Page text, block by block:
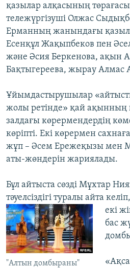
қазылар алқасының
тележүргізуші Олжас
Ерманның жанындағы
Есенқұл Жақыпбеков пен
және Әсия Беркенова, ақын
Бақтыгереева, жырау Алмас
Ұйымдастырушылар «айтысты
жолы ретінде» қай
залдағы көрермендердің
көріпті. Екі көрермен
жұп – Әсем Ережеқызы мен
аты-жөндерін жариялады.
Бұл айтыста сөзді Мұхтар
тәуелсіздігі туралы айта келіп,
"Алтын домбыраны"
екі
бас